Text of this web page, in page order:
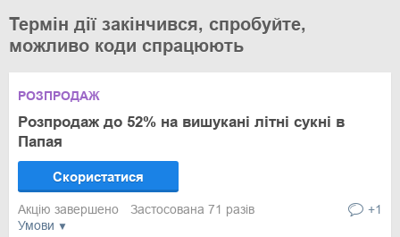
Термін дії закінчився, спробуйте,
можливо коди спрацюють
Умови
РОЗПРОДАЖ
Розпродаж до 52% на вишукані літні сукні в
Папая
Скористатися
Акцію завершено Застосована 71 разів +1